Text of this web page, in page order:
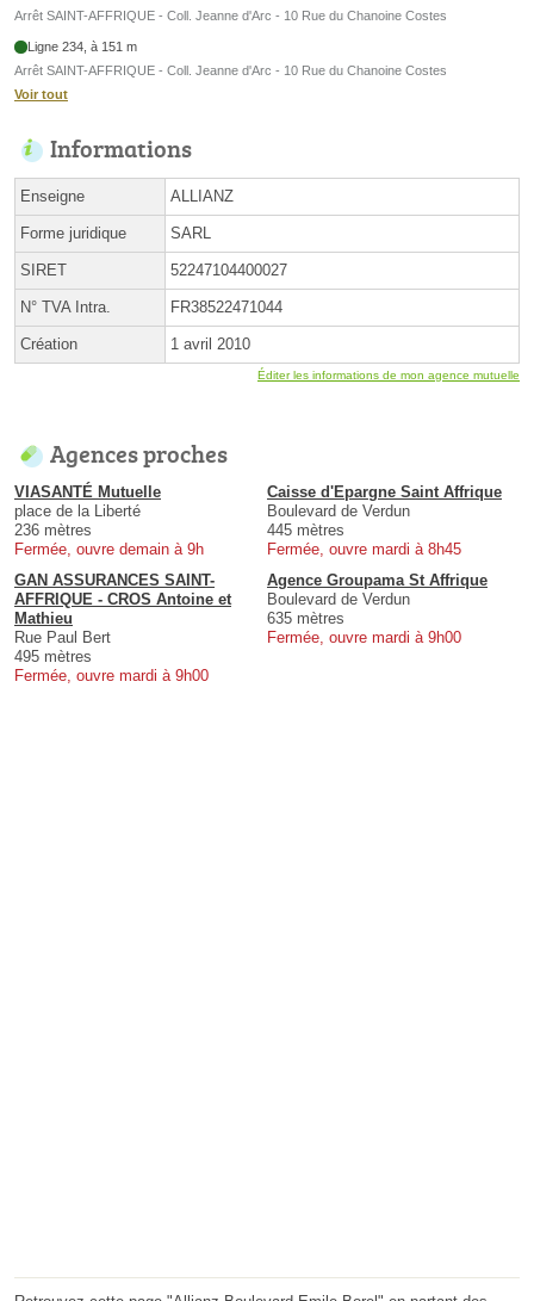
Arrêt SAINT-AFFRIQUE - Coll. Jeanne d'Arc - 10 Rue du Chanoine Costes
Ligne 234, à 151 m
Arrêt SAINT-AFFRIQUE - Coll. Jeanne d'Arc - 10 Rue du Chanoine Costes
Voir tout
Informations
Enseigne ALLIANZ
Forme juridique SARL
SIRET 52247104400027
N° TVA Intra. FR38522471044
Création 1 avril 2010
Éditer les informations de mon agence mutuelle
Agences proches
VIASANTÉ Mutuelle
place de la Liberté
236 mètres
Fermée, ouvre demain à 9h
Caisse d'Epargne Saint Affrique
Boulevard de Verdun
445 mètres
Fermée, ouvre mardi à 8h45
GAN ASSURANCES SAINT-
AFFRIQUE - CROS Antoine et
Mathieu
Rue Paul Bert
495 mètres
Fermée, ouvre mardi à 9h00
Agence Groupama St Affrique
Boulevard de Verdun
635 mètres
Fermée, ouvre mardi à 9h00